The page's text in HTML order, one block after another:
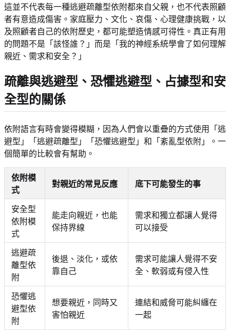
這並不代表每一種逃避疏離型依附都來自父親，也不代表照顧
者有意造成傷害。家庭壓力、文化、哀傷、心理健康挑戰，以
及照顧者自己的依附歷史，都可能塑造情感可得性。真正有用
的問題不是「該怪誰？」而是「我的神經系統學會了如何理解
親近、需求和安全？」
疏離與逃避型、恐懼逃避型、占據型和安
全型的關係
依附語言有時會變得模糊，因為人們會以重疊的方式使用「逃
避型」「逃避疏離型」「恐懼逃避型」和「紊亂型依附」。一
個簡單的比較會有幫助。
依附模
式
對親近的常見反應 底下可能發生的事
安全型
依附模
式
能走向親近，也能
保持界線
需求和獨立都讓人覺得
可以接受
逃避疏
離型依
附
後退、淡化，或依
靠自己
需求可能讓人覺得不安
全、軟弱或有侵入性
恐懼逃
避型依
附
想要親近，同時又
害怕親近
連結和威脅可能糾纏在
一起